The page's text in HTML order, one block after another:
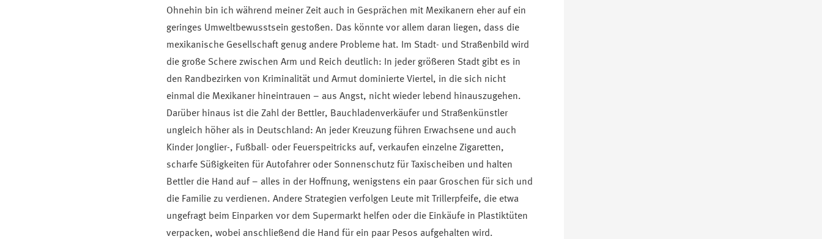
Ohnehin bin ich während meiner Zeit auch in Gesprächen mit Mexikanern eher auf ein
geringes Umweltbewusstsein gestoßen. Das könnte vor allem daran liegen, dass die
mexikanische Gesellschaft genug andere Probleme hat. Im Stadt- und Straßenbild wird
die große Schere zwischen Arm und Reich deutlich: In jeder größeren Stadt gibt es in
den Randbezirken von Kriminalität und Armut dominierte Viertel, in die sich nicht
einmal die Mexikaner hineintrauen – aus Angst, nicht wieder lebend hinauszugehen.
Darüber hinaus ist die Zahl der Bettler, Bauchladenverkäufer und Straßenkünstler
ungleich höher als in Deutschland: An jeder Kreuzung führen Erwachsene und auch
Kinder Jonglier-, Fußball- oder Feuerspeitricks auf, verkaufen einzelne Zigaretten,
scharfe Süßigkeiten für Autofahrer oder Sonnenschutz für Taxischeiben und halten
Bettler die Hand auf – alles in der Hoffnung, wenigstens ein paar Groschen für sich und
die Familie zu verdienen. Andere Strategien verfolgen Leute mit Trillerpfeife, die etwa
ungefragt beim Einparken vor dem Supermarkt helfen oder die Einkäufe in Plastiktüten
verpacken, wobei anschließend die Hand für ein paar Pesos aufgehalten wird.